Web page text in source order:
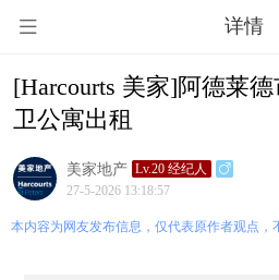
详情
[Harcourts 美家]阿德莱
卫公寓出租
美家地产 Lv.20 经纪人
27-5-2026 13:18:57
本内容为网友发布信息，仅代表原作者观点，